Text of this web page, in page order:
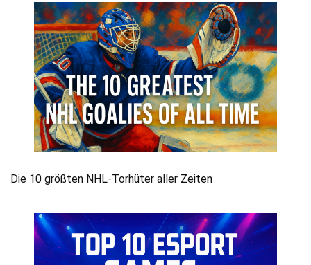
Die 10 größten NHL-Torhüter aller Zeiten